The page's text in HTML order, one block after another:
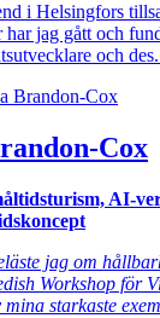
i Helsingfors
har jag gått och
och
Cox
AI-
jag om
Workshop för
starkaste